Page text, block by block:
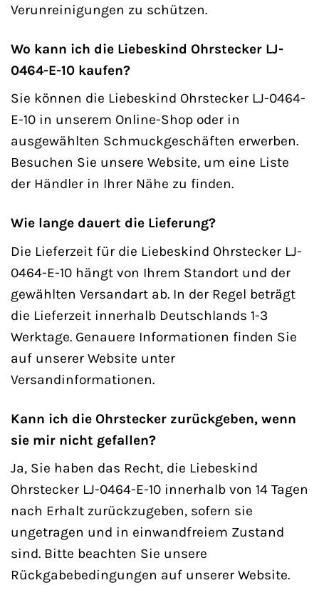
Verunreinigungen zu schützen.
Wo kann ich die Liebeskind Ohrstecker LJ-
0464-E-10 kaufen?
Sie können die Liebeskind Ohrstecker LJ-0464-
E-10 in unserem Online-Shop oder in
ausgewählten Schmuckgeschäften erwerben.
Besuchen Sie unsere Website, um eine Liste
der Händler in Ihrer Nähe zu finden.
Wie lange dauert die Lieferung?
Die Lieferzeit für die Liebeskind Ohrstecker LJ-
0464-E-10 hängt von Ihrem Standort und der
gewählten Versandart ab. In der Regel beträgt
die Lieferzeit innerhalb Deutschlands 1-3
Werktage. Genauere Informationen finden Sie
auf unserer Website unter
Versandinformationen.
Kann ich die Ohrstecker zurückgeben, wenn
sie mir nicht gefallen?
Ja, Sie haben das Recht, die Liebeskind
Ohrstecker LJ-0464-E-10 innerhalb von 14 Tagen
nach Erhalt zurückzugeben, sofern sie
ungetragen und in einwandfreiem Zustand
sind. Bitte beachten Sie unsere
Rückgabebedingungen auf unserer Website.